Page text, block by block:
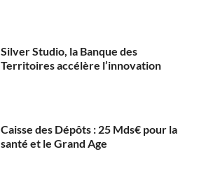
Silver Studio, la Banque des
Territoires accélère l’innovation
Caisse des Dépôts : 25 Mds€ pour la
santé et le Grand Age